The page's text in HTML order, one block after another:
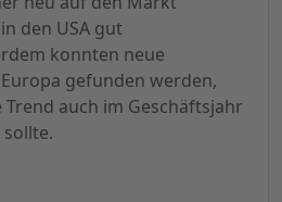
den USA gut
konnten neue
gefunden werden,
auch im Geschäftsjahr